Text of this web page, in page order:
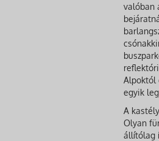
valóban
Alpoktól
egyik
A
Olyan
állítólag